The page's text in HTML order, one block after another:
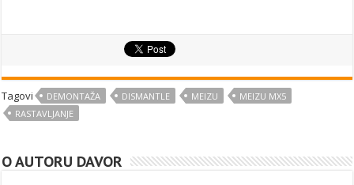
Tagovi DEMONTAŽA DISMANTLE MEIZU
MEIZU MX5
RASTAVLJANJE
O AUTORU DAVOR